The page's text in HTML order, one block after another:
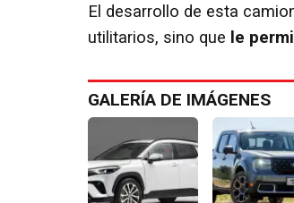
El desarrollo de esta
utilitarios, sino que le
GALERÍA DE IMÁGENES